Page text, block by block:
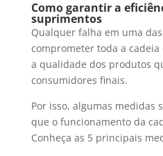
Como garantir a
suprimentos
Qualquer falha em uma
comprometer toda a
a qualidade dos produtos
consumidores finais.
Por isso, algumas medidas
que o funcionamento da
Conheça as 5 principais